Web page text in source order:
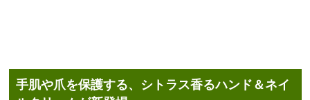
手肌や爪を保護する、シトラス香るハンド＆ネイ